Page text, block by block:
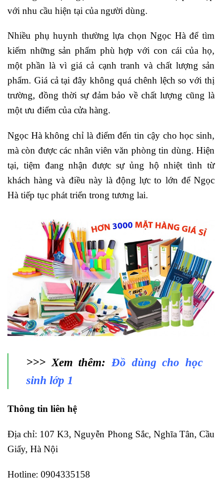
với nhu cầu hiện tại của người dùng.
Nhiều phụ huynh thường lựa chọn Ngọc Hà để tìm
kiếm những sản phẩm phù hợp với con cái của họ,
một phần là vì giá cả cạnh tranh và chất lượng sản
phẩm. Giá cả tại đây không quá chênh lệch so với thị
trường, đồng thời sự đảm bảo về chất lượng cũng là
một ưu điểm của cửa hàng.
Ngọc Hà không chỉ là điểm đến tin cậy cho học sinh,
mà còn được các nhân viên văn phòng tin dùng. Hiện
tại, tiệm đang nhận được sự ủng hộ nhiệt tình từ
khách hàng và điều này là động lực to lớn để Ngọc
Hà tiếp tục phát triển trong tương lai.
>>> Xem thêm: Đồ dùng cho học
sinh lớp 1
Thông tin liên hệ
Địa chỉ: 107 K3, Nguyễn Phong Sắc, Nghĩa Tân, Cầu
Giấy, Hà Nội
Hotline: 0904335158